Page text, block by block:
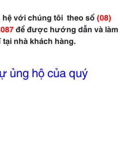
với chúng tôi theo số (08)
để được hướng dẫn và làm
nhà khách hàng.
ủng hộ của quý